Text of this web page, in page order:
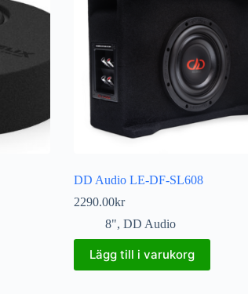
DD Audio LE-DF-SL608
2290.00kr
8", DD Audio
Lägg till i varukorg